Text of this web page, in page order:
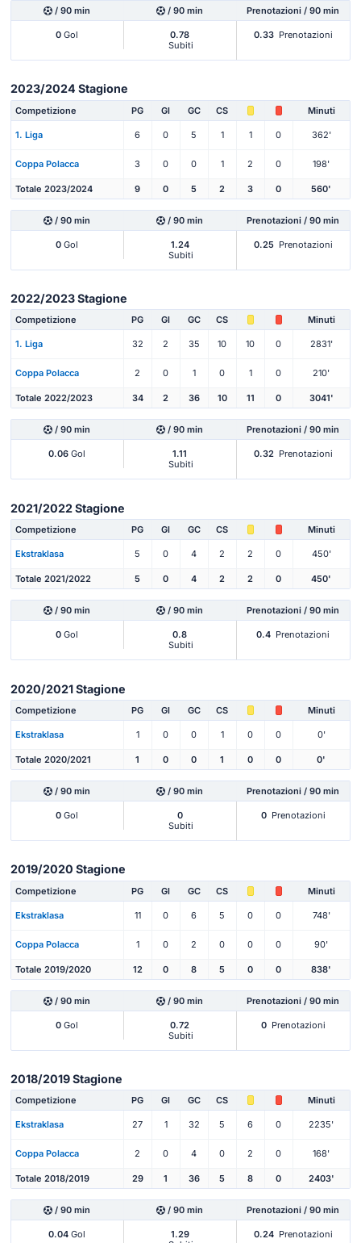
/ 90 min / 90 min Prenotazioni / 90 min
0 Gol
0.78
Subiti
0.33 Prenotazioni
2023/2024 Stagione
Competizione PG Gl GC CS Minuti
1. Liga 6 0 5 1 1 0 362'
Coppa Polacca 3 0 0 1 2 0 198'
Totale 2023/2024 9 0 5 2 3 0 560'
/ 90 min / 90 min Prenotazioni / 90 min
0 Gol
1.24
Subiti
0.25 Prenotazioni
2022/2023 Stagione
Competizione PG Gl GC CS Minuti
1. Liga 32 2 35 10 10 0 2831'
Coppa Polacca 2 0 1 0 1 0 210'
Totale 2022/2023 34 2 36 10 11 0 3041'
/ 90 min / 90 min Prenotazioni / 90 min
0.06 Gol
1.11
Subiti
0.32 Prenotazioni
2021/2022 Stagione
Competizione PG Gl GC CS Minuti
Ekstraklasa 5 0 4 2 2 0 450'
Totale 2021/2022 5 0 4 2 2 0 450'
/ 90 min / 90 min Prenotazioni / 90 min
0 Gol
0.8
Subiti
0.4 Prenotazioni
2020/2021 Stagione
Competizione PG Gl GC CS Minuti
Ekstraklasa 1 0 0 1 0 0 0'
Totale 2020/2021 1 0 0 1 0 0 0'
/ 90 min / 90 min Prenotazioni / 90 min
0 Gol
0
Subiti
0 Prenotazioni
2019/2020 Stagione
Competizione PG Gl GC CS Minuti
Ekstraklasa 11 0 6 5 0 0 748'
Coppa Polacca 1 0 2 0 0 0 90'
Totale 2019/2020 12 0 8 5 0 0 838'
/ 90 min / 90 min Prenotazioni / 90 min
0 Gol
0.72
Subiti
0 Prenotazioni
2018/2019 Stagione
Competizione PG Gl GC CS Minuti
Ekstraklasa 27 1 32 5 6 0 2235'
Coppa Polacca 2 0 4 0 2 0 168'
Totale 2018/2019 29 1 36 5 8 0 2403'
/ 90 min / 90 min Prenotazioni / 90 min
0.04 Gol
1.29
0.24 Prenotazioni